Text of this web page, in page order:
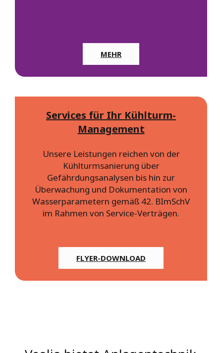
MEHR
Services für Ihr Kühlturm-
Management
Unsere Leistungen reichen von der
Kühlturmsanierung über
Gefährdungsanalysen bis hin zur
Überwachung und Dokumentation von
Wasserparametern gemäß 42. BImSchV
im Rahmen von Service-Verträgen.
FLYER-DOWNLOAD